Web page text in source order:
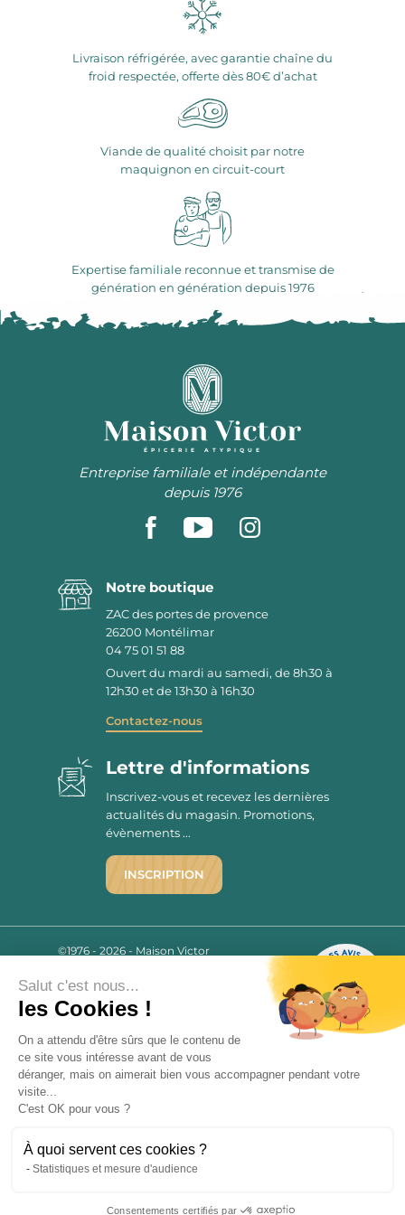
Livraison réfrigérée, avec garantie chaîne du
froid respectée, offerte dès 80€ d’achat
Viande de qualité choisit par notre
maquignon en circuit-court
Expertise familiale reconnue et transmise de
génération en génération depuis 1976
ÉPICERIE ATYPIQUE
Entreprise familiale et indépendante
depuis 1976
Notre boutique
ZAC des portes de provence
26200 Montélimar
04 75 01 51 88
Ouvert du mardi au samedi, de 8h30 à
12h30 et de 13h30 à 16h30
Contactez-nous
2779 AVIS
9.7/10
Lettre d'informations
Inscrivez-vous et recevez les dernières
actualités du magasin. Promotions,
évènements ...
INSCRIPTION
©1976 - 2026 - Maison Victor
Mentions légales
C.G.V.
Politique de confidentialité
FAQ
Livraisons
modération. La vente d’alcool est strictement interdite aux mineurs.
Salut c'est nous...
les Cookies !
On a attendu d'être sûrs que le contenu de
ce site vous intéresse avant de vous
déranger, mais on aimerait bien vous accompagner pendant votre
visite...
C'est OK pour vous ?
À quoi servent ces cookies ?
Statistiques et mesure d'audience
Consentements certifiés par